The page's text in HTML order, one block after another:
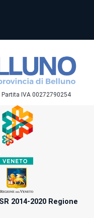
IVA 00272790254
2014-2020 Regione